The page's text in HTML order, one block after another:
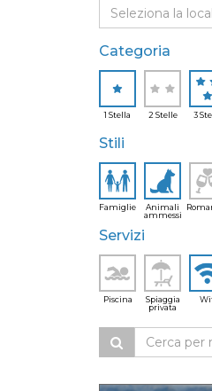
Categoria
1 Stella 2 Stelle 3
Stili
Famiglie
Animali
ammessi
Servizi
Piscina
Spiaggia
privata